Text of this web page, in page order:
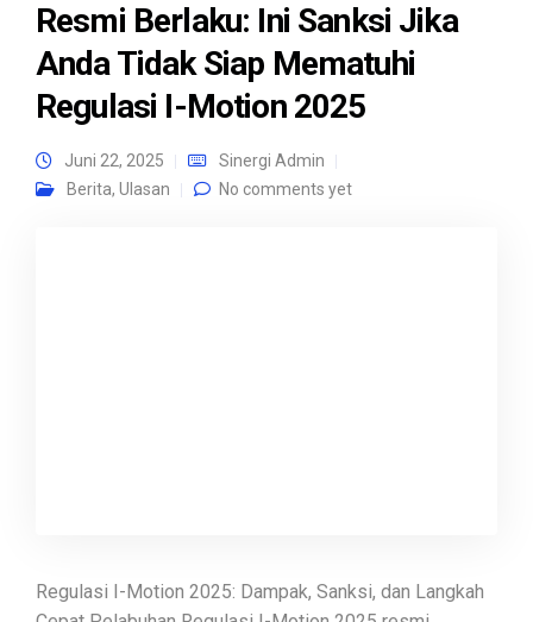
Resmi Berlaku: Ini Sanksi Jika
Anda Tidak Siap Mematuhi
Regulasi I-Motion 2025
Juni 22, 2025
Sinergi Admin
Berita, Ulasan No comments yet
Regulasi I-Motion 2025: Dampak, Sanksi, dan Langkah